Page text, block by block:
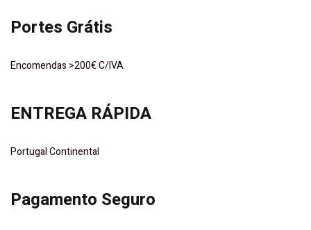
Portes Grátis
Encomendas >200€ C/IVA
ENTREGA RÁPIDA
Portugal Continental
Pagamento Seguro